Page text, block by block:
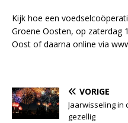
Kijk hoe een
Groene Oosten, op zaterdag
Oost of daarna online via
VORIGE
Jaarwisseling in
gezellig